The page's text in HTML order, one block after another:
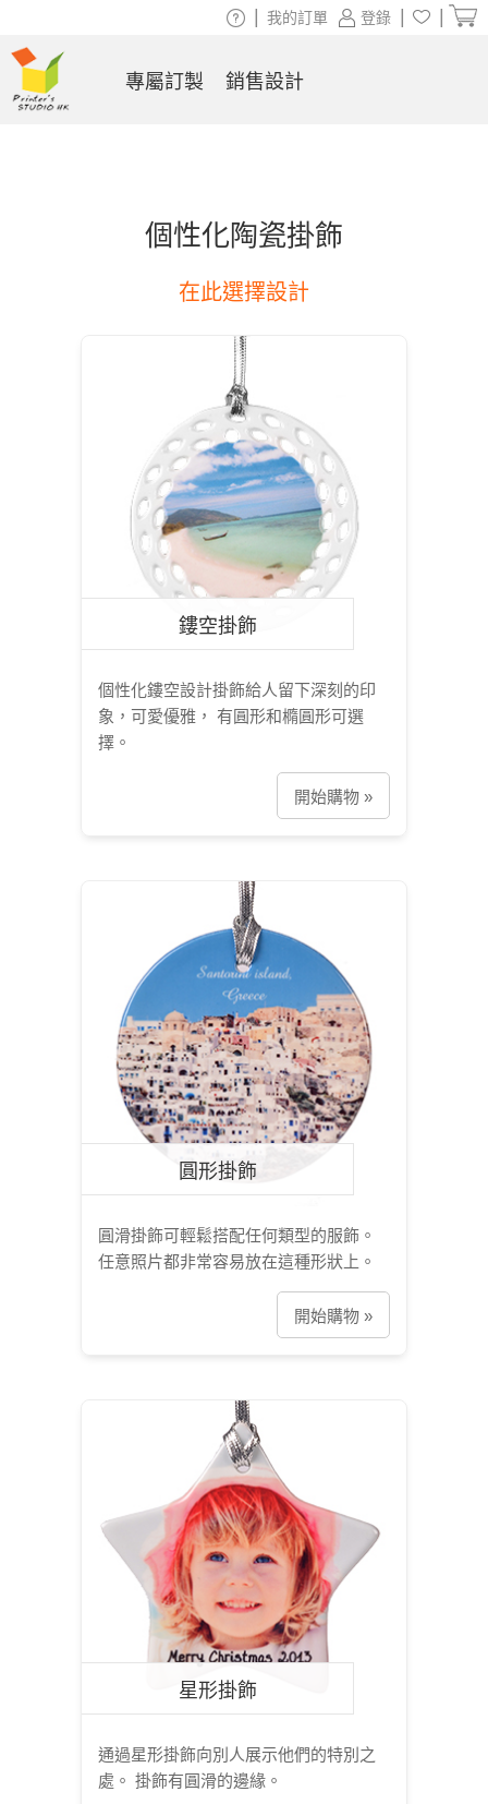
個性化陶瓷掛飾
在此選擇設計
鏤空掛飾
個性化鏤空設計掛飾給人留下深刻的印
象，可愛優雅， 有圓形和橢圓形可選
擇。
開始購物 »
圓形掛飾
圓滑掛飾可輕鬆搭配任何類型的服飾。
任意照片都非常容易放在這種形狀上。
開始購物 »
星形掛飾
通過星形掛飾向別人展示他們的特別之
處。 掛飾有圓滑的邊緣。
登錄
我的訂單
專屬訂製 銷售設計